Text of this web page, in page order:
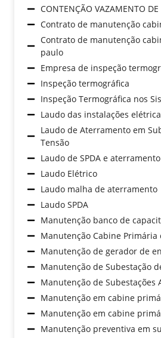
CONTENÇÃO VAZAMENTO DE
Contrato de manutenção
Contrato de manutenção
paulo
Empresa de inspeção
Inspeção termográfica
Inspeção Termográfica nos
Laudo das instalações
Laudo de Aterramento em
Tensão
Laudo de SPDA e aterramento
Laudo Elétrico
Laudo malha de aterramento
Laudo SPDA
Manutenção banco de
Manutenção Cabine Primária
Manutenção de gerador de
Manutenção de Subestação
Manutenção de Subestações
Manutenção em cabine
Manutenção em cabine
Manutenção preventiva em